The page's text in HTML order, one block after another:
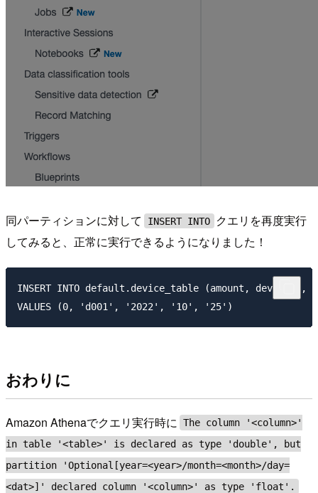
同パーティションに対して INSERT INTO
クエリを再度実行
してみると、正常に実行できるようになりました！
INSERT INTO default.device_table (amount, deviceid,
おわりに
Amazon Athenaでクエリ実行時に The column '<column>'
in table '<table>' is declared as type 'double', but
partition 'Optional[year=<year>/month=<month>/day=
<dat>]' declared column '<column>' as type 'float'.